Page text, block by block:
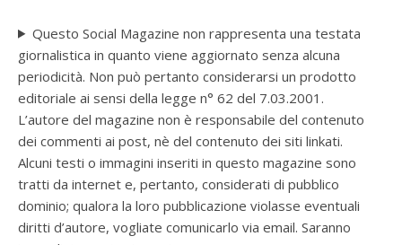
Questo Social Magazine non rappresenta una testata
giornalistica in quanto viene aggiornato senza alcuna
periodicità. Non può pertanto considerarsi un prodotto
editoriale ai sensi della legge n° 62 del 7.03.2001.
L’autore del magazine non è responsabile del contenuto
dei commenti ai post, nè del contenuto dei siti linkati.
Alcuni testi o immagini inseriti in questo magazine sono
tratti da internet e, pertanto, considerati di pubblico
dominio; qualora la loro pubblicazione violasse eventuali
diritti d’autore, vogliate comunicarlo via email. Saranno